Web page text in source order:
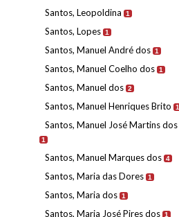
Santos, Leopoldina 1
Santos, Lopes 1
Santos, Manuel André dos 1
Santos, Manuel Coelho dos 1
Santos, Manuel dos 2
Santos, Manuel Henriques Brito 1
Santos, Manuel José Martins dos
1
Santos, Manuel Marques dos 4
Santos, Maria das Dores 1
Santos, Maria dos 1
Santos, Maria José Pires dos 1